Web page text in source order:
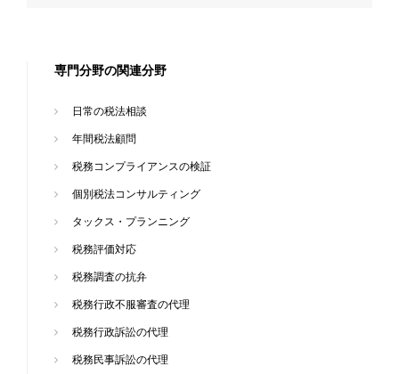
専門分野の関連分野
日常の税法相談
年間税法顧問
税務コンプライアンスの検証
個別税法コンサルティング
タックス・プランニング
税務評価対応
税務調査の抗弁
税務行政不服審査の代理
税務行政訴訟の代理
税務民事訴訟の代理